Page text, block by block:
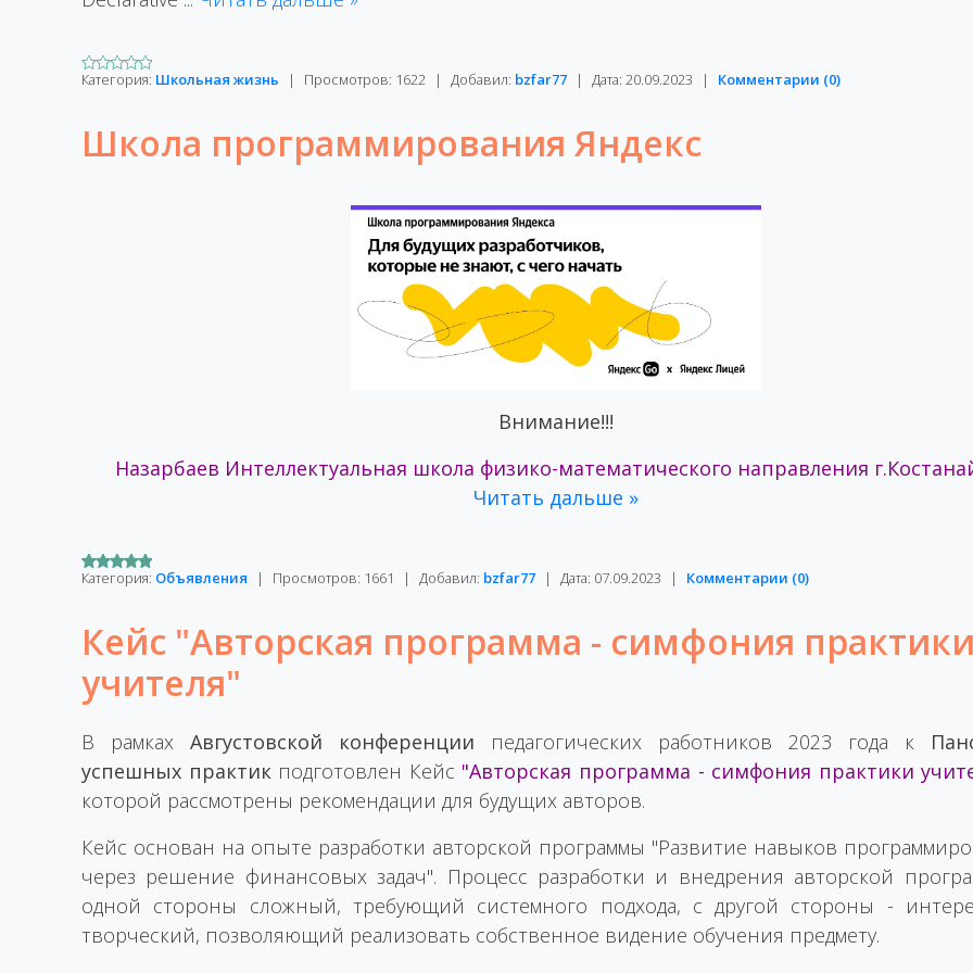
Категория: Школьная жизнь | Просмотров: 1622 | Добавил: bzfar77 | Дата: 20.09.2023 | Комментарии (0)
Школа программирования Яндекс
Внимание!!!
Назарбаев Интеллектуальная школа физико-математического направления
Читать дальше »
Категория: Объявления | Просмотров: 1661 | Добавил: bzfar77 | Дата: 07.09.2023 | Комментарии (0)
Кейс "Авторская программа - симфония практики
учителя"
В рамках Августовской конференции педагогических работников 2023 года к
успешных практикподготовлен Кейс "Авторская программа - симфония практики
которой рассмотрены рекомендации для будущих авторов.
Кейс основан на опыте разработки авторской программы "Развитие навыков
через решение финансовых задач". Процесс разработки и внедрения авторской
одной стороны сложный, требующий системного подхода, с другой стороны -
творческий, позволяющий реализовать собственное видение обучения предмету.